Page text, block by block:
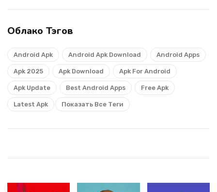
Облако Тэгов
Android Apk Android Apk Download Android Apps
Apk 2025 Apk Download Apk For Android
Apk Update Best Android Apps Free Apk
Latest Apk Показать Все Теги